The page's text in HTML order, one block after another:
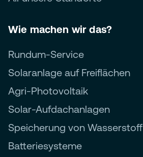
Wie machen wir das?
Rundum-Service
Solaranlage auf Freiflächen
Agri-Photovoltaik
Solar-Aufdachanlagen
Speicherung von Wasserstoff
Batteriesysteme